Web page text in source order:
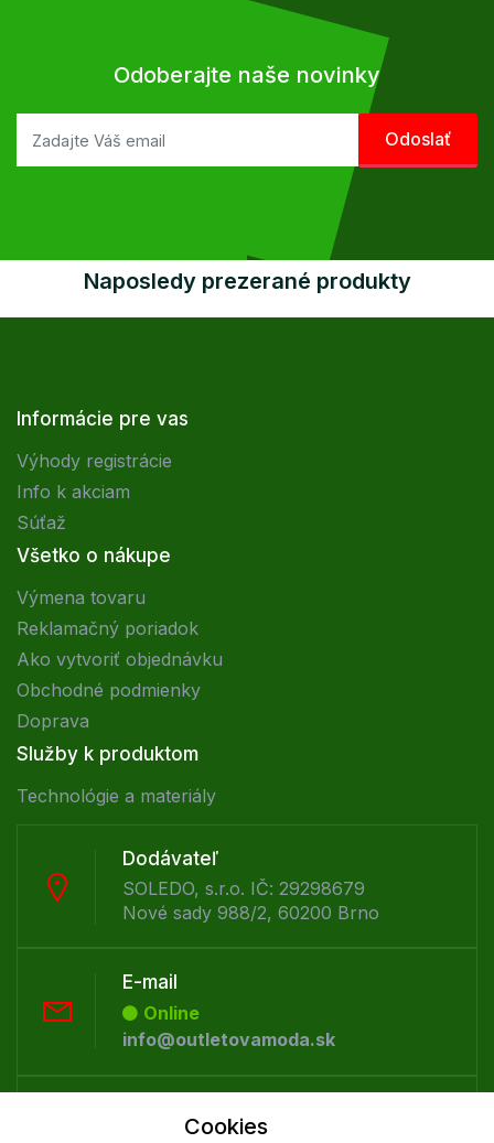
Odoberajte naše novinky
Naposledy prezerané produkty
Informácie pre vas
Výhody registrácie
Info k akciam
Súťaž
Všetko o nákupe
Výmena tovaru
Reklamačný poriadok
Ako vytvoriť objednávku
Obchodné podmienky
Doprava
Služby k produktom
Technológie a materiály
Dodávateľ
SOLEDO, s.r.o. IČ: 29298679
Nové sady 988/2, 60200 Brno
E-mail
Online
info@outletovamoda.sk
Cookies